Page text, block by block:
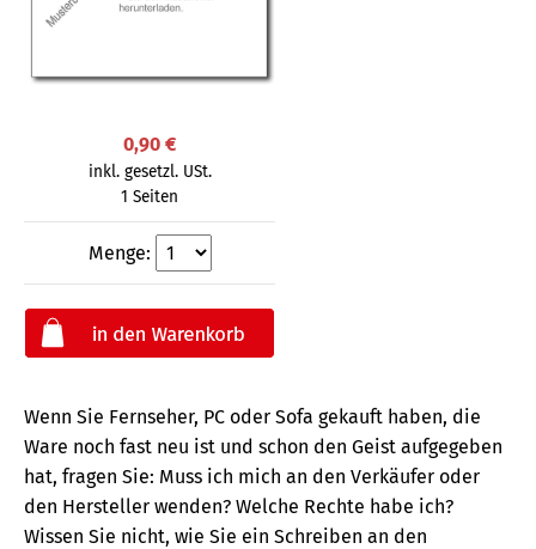
0,90 €
inkl. gesetzl. USt.
1 Seiten
Menge:
Wenn Sie Fernseher, PC oder Sofa gekauft haben, die
Ware noch fast neu ist und schon den Geist aufgegeben
hat, fragen Sie: Muss ich mich an den Verkäufer oder
den Hersteller wenden? Welche Rechte habe ich?
Wissen Sie nicht, wie Sie ein Schreiben an den